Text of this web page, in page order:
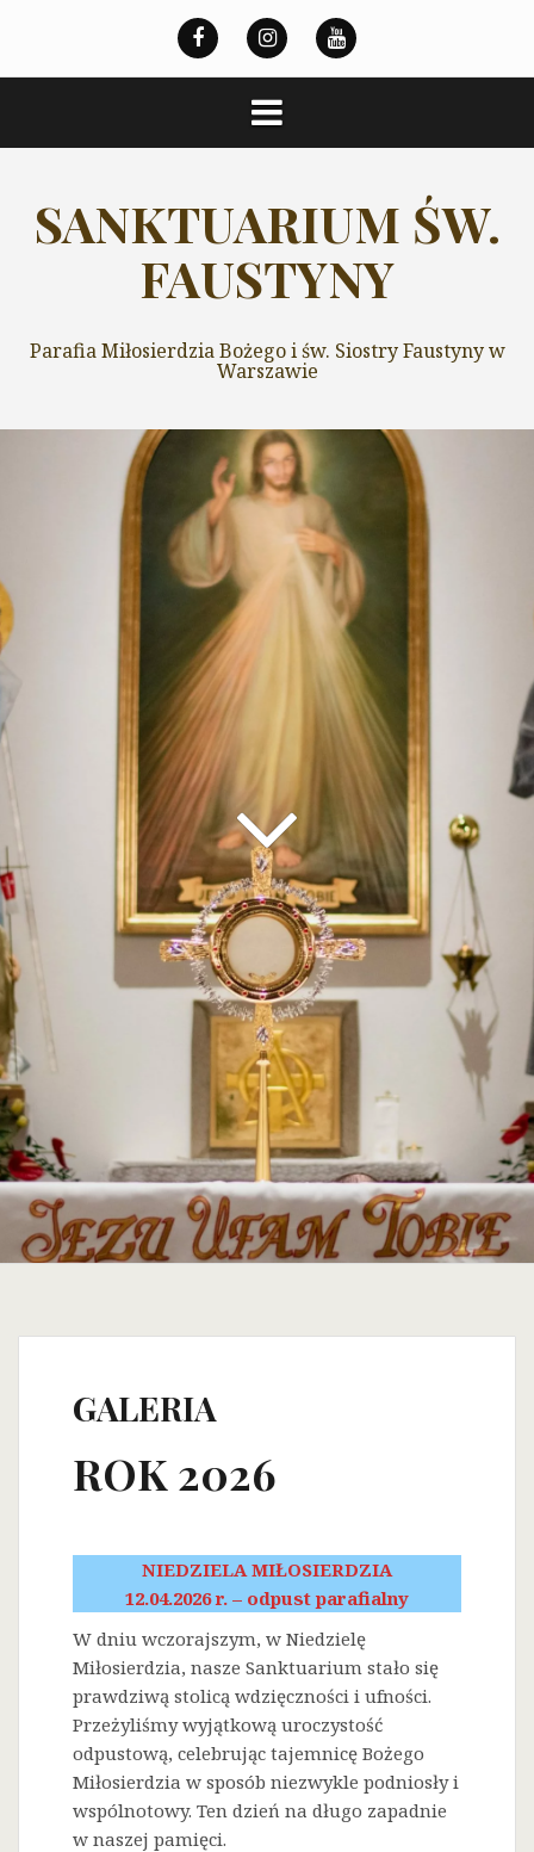
treści
SANKTUARIUM ŚW.
FAUSTYNY
Parafia Miłosierdzia Bożego i św. Siostry Faustyny w
Warszawie
GALERIA
ROK 2026
NIEDZIELA MIŁOSIERDZIA
12.04.2026 r. – odpust parafialny
W dniu wczorajszym, w Niedzielę
Miłosierdzia, nasze Sanktuarium stało się
prawdziwą stolicą wdzięczności i ufności.
Przeżyliśmy wyjątkową uroczystość
odpustową, celebrując tajemnicę Bożego
Miłosierdzia w sposób niezwykle podniosły i
wspólnotowy. Ten dzień na długo zapadnie
w naszej pamięci.